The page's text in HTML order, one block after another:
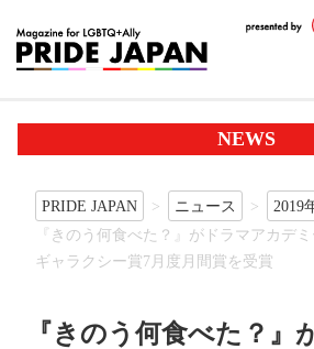
NEWS
PRIDE JAPAN ニュース 2019
『きのう何食べた？』がドラマアカデ
ギャラクシー賞7月度月間賞を受賞
『きのう何食べた？』